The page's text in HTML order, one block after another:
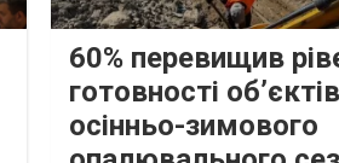
60% перевищив
готовності
осінньо-зимового